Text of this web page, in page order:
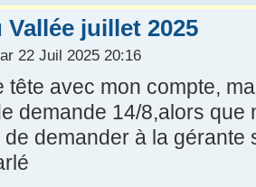
Vallée juillet 2025
22 Juil 2025 20:16
tête avec mon compte,
demande 14/8,alors que
de demander à la